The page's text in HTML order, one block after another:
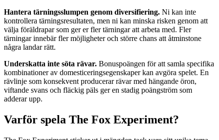
Hantera tärningsslumpen genom diversifiering. Ni kan inte
kontrollera tärningsresultaten, men ni kan minska risken genom att
välja föräldrapar som ger er fler tärningar att arbeta med. Fler
tärningar innebär fler möjligheter och större chans att åtminstone
några landar rätt.
Underskatta inte söta rävar. Bonuspoängen för att samla specifika
kombinationer av domesticeringsegenskaper kan avgöra spelet. En
rävlinje som konsekvent producerar rävar med hängande öron,
viftande svans och fläckig päls ger en stadig poängström som
adderar upp.
Varför spela The Fox Experiment?